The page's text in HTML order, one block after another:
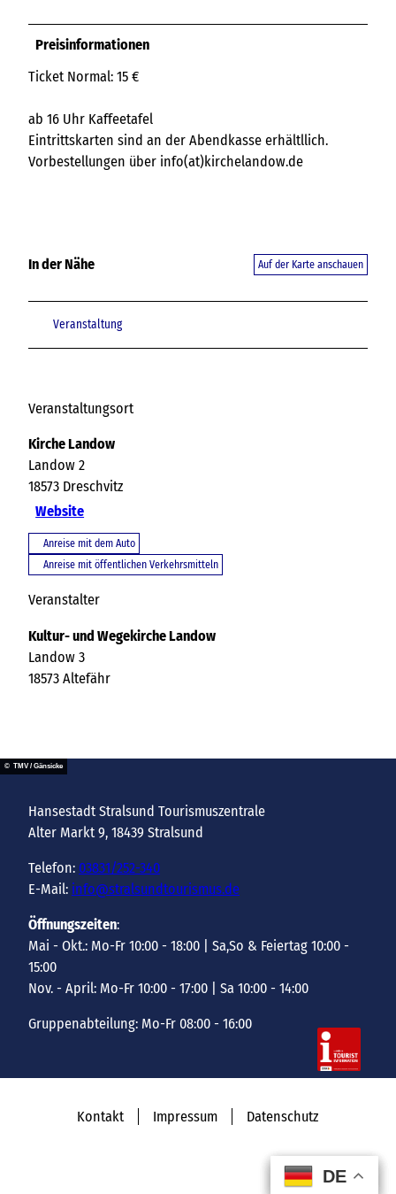
Preisinformationen
Ticket Normal: 15 €
ab 16 Uhr Kaffeetafel
Eintrittskarten sind an der Abendkasse erhältllich.
Vorbestellungen über info(at)kirchelandow.de
In der Nähe Auf der Karte anschauen
Veranstaltung
Veranstaltungsort
Kirche Landow
Landow 2
18573 Dreschvitz
Website
Anreise mit dem Auto
Anreise mit öffentlichen Verkehrsmitteln
Veranstalter
Kultur- und Wegekirche Landow
Landow 3
18573 Altefähr
© TMV / Gänsicke
Hansestadt Stralsund Tourismuszentrale
Alter Markt 9, 18439 Stralsund
Telefon: 03831/252-340
E-Mail: info@stralsundtourismus.de
Öffnungszeiten:
Mai - Okt.: Mo-Fr 10:00 - 18:00 | Sa,So & Feiertag 10:00 -
15:00
Nov. - April: Mo-Fr 10:00 - 17:00 | Sa 10:00 - 14:00
Gruppenabteilung: Mo-Fr 08:00 - 16:00
DE
DE
Kontakt Impressum Datenschutz
DE
DE